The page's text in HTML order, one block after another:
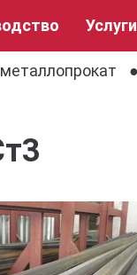
Услуги